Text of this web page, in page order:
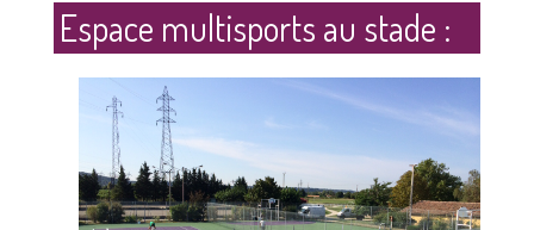
Espace multisports au stade :